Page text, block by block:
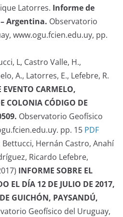
Latorres. Informe de
Argentina. Observatorio
www.ogu.fcien.edu.uy, pp.
L, Castro Valle, H.,
A., Latorres, E., Lefebre, R.
EVENTO CARMELO,
COLONIA CÓDIGO DE
Observatorio Geofísico
pp. 15 PDF
Bettucci, Hernán Castro, Anahí
Ricardo Lefebre,
INFORME SOBRE EL
EL DÍA 12 DE JULIO DE 2017,
GUICHÓN, PAYSANDÚ,
Geofísico del Uruguay,